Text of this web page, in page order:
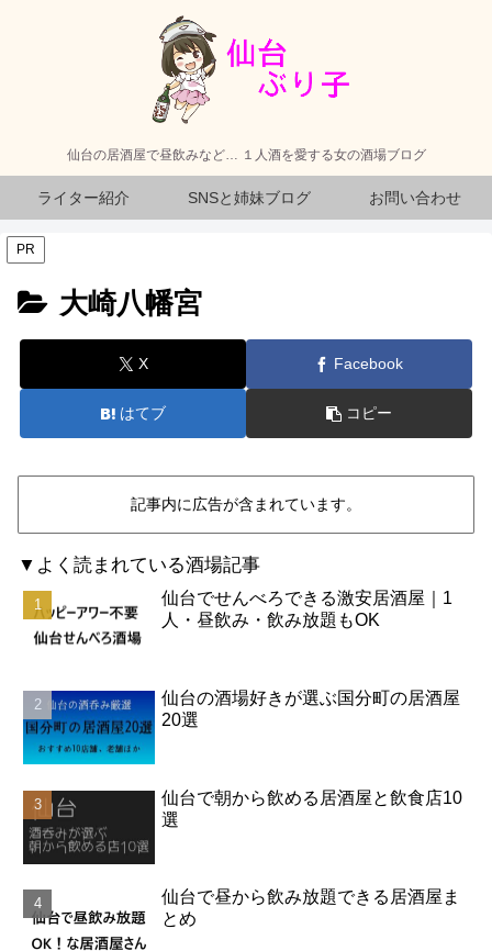
仙台の居酒屋で昼飲みなど… １人酒を愛する女の酒場ブログ
ライター紹介 SNSと姉妹ブログ お問い合わせ
PR
大崎八幡宮
X Facebook
はてブ コピー
記事内に広告が含まれています。
▼よく読まれている酒場記事
仙台でせんべろできる激安居酒屋｜1
人・昼飲み・飲み放題もOK
仙台の酒場好きが選ぶ国分町の居酒屋
20選
仙台で朝から飲める居酒屋と飲食店10
選
仙台で昼から飲み放題できる居酒屋ま
とめ